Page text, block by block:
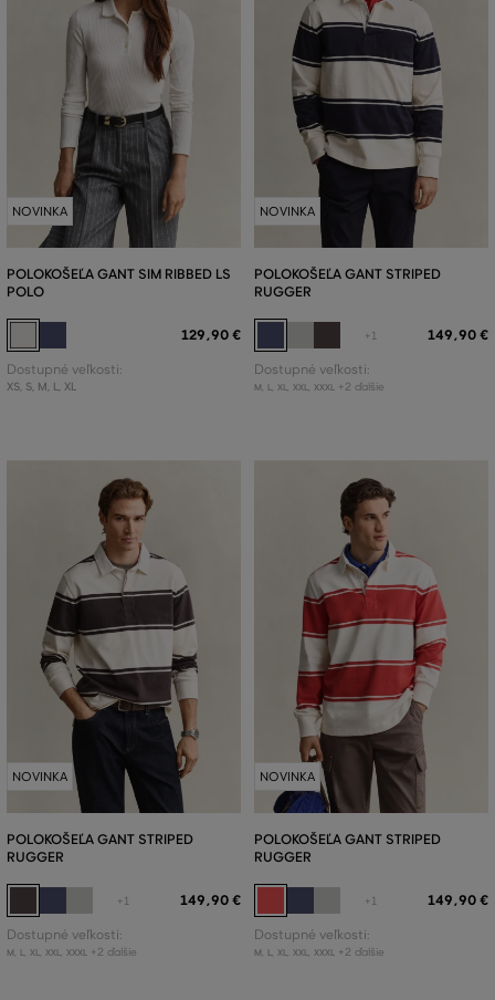
NOVINKA
POLOKOŠEĽA GANT SIM RIBBED LS
POLO
129,90 €
Dostupné veľkosti:
XS, S, M, L, XL
NOVINKA
POLOKOŠEĽA GANT STRIPED
RUGGER
+1 149,90 €
Dostupné veľkosti:
M L XL XXL XXXL +2 ďalšie
NOVINKA
POLOKOŠEĽA GANT STRIPED
RUGGER
+1 149,90 €
Dostupné veľkosti:
M L XL XXL XXXL +2 ďalšie
NOVINKA
POLOKOŠEĽA GANT STRIPED
RUGGER
+1 149,90 €
Dostupné veľkosti:
M L XL XXL XXXL +2 ďalšie